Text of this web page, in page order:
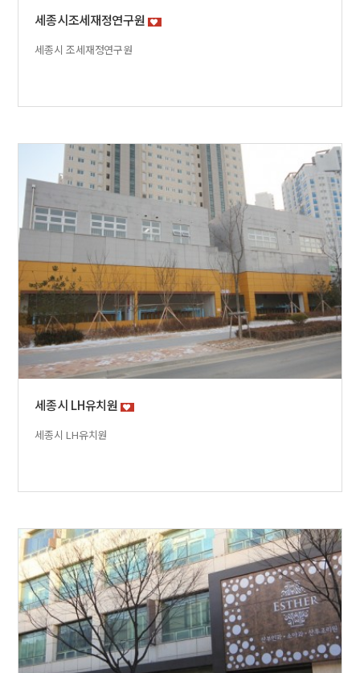
세종시조세재정연구원
세종시 조세재정연구원
세종시 LH유치원
세종시 LH유치원